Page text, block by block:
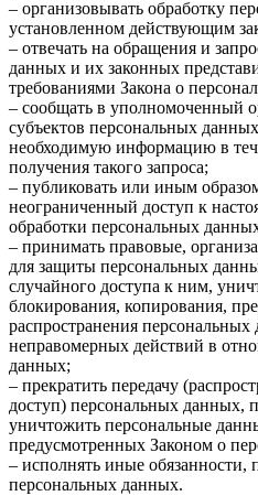
– организовывать обработку
установленном действующим
– отвечать на обращения и
данных и их законных
требованиями Закона о
– сообщать в уполномоченный
субъектов персональных
необходимую информацию в
получения такого запроса;
– публиковать или иным
неограниченный доступ к
обработки персональных
– принимать правовые,
для защиты персональных
случайного доступа к ним,
блокирования, копирования,
распространения
неправомерных действий в
данных;
– прекратить передачу
доступ) персональных данных,
уничтожить персональные
предусмотренных Законом о
– исполнять иные обязанности,
персональных данных.